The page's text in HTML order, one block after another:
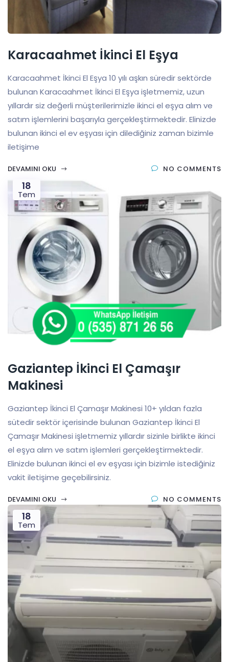
Karacaahmet İkinci El Eşya
Karacaahmet İkinci El Eşya 10 yılı aşkın süredir sektörde
bulunan Karacaahmet İkinci El Eşya işletmemiz, uzun
yıllardır siz değerli müşterilerimizle ikinci el eşya alım ve
satım işlemlerini başarıyla gerçekleştirmektedir. Elinizde
bulunan ikinci el ev eşyası için dilediğiniz zaman bizimle
iletişime
DEVAMINI OKU NO COMMENTS
18
Tem
Gaziantep İkinci El Çamaşır
Makinesi
Gaziantep İkinci El Çamaşır Makinesi 10+ yıldan fazla
sütedir sektör içerisinde bulunan Gaziantep İkinci El
Çamaşır Makinesi işletmemiz yıllardır sizinle birlikte ikinci
el eşya alım ve satım işlemleri gerçekleştirmektedir.
Elinizde bulunan ikinci el ev eşyası için bizimle istediğiniz
vakit iletişime geçebilirsiniz.
DEVAMINI OKU NO COMMENTS
18
Tem